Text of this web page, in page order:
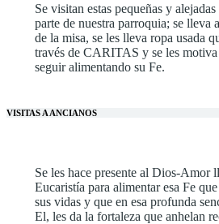
Se visitan estas pequeñas y
parte de nuestra parroquia; se lleva
de la misa, se les lleva ropa usada
través de CARITAS y se les motiva
seguir alimentando su Fe.
VISITAS A ANCIANOS
Se les hace presente al Dios-Amor
Eucaristía para alimentar esa Fe
sus vidas y que en esa profunda
El, les da la fortaleza que anhelan